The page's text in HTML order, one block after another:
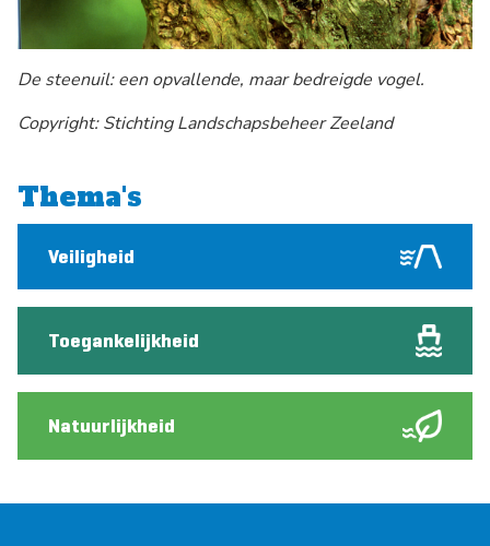
De steenuil: een opvallende, maar bedreigde vogel.
Copyright: Stichting Landschapsbeheer Zeeland
Thema's
Veiligheid
Toegankelijkheid
Natuurlijkheid